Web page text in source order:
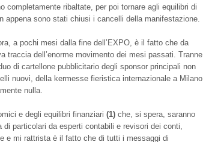
completamente ribaltate, per poi tornare agli equilibri di
appena sono stati chiusi i cancelli della manifestazione.
a pochi mesi dalla fine dell’EXPO, è il fatto che da
traccia dell’enorme movimento dei mesi passati. Tranne
di cartellone pubblicitario degli sponsor principali non
nuovi, della kermesse fieristica internazionale a Milano
nulla.
e degli equilibri finanziari (1) che, si spera, saranno
di particolari da esperti contabili e revisori dei conti,
e mi rattrista è il fatto che di tutti i messaggi di